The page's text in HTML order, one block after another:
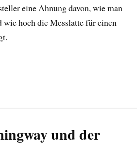
eine Ahnung davon, wie man
wie hoch die Messlatte für einen
und der